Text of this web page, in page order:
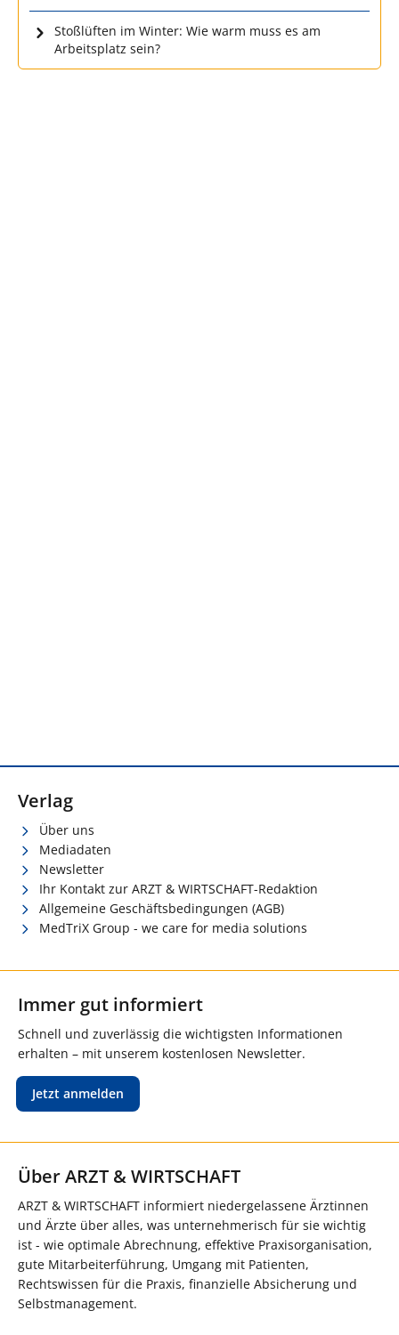
Stoßlüften im Winter: Wie warm muss es am
Arbeitsplatz sein?
Verlag
Über uns
Mediadaten
Newsletter
Ihr Kontakt zur ARZT & WIRTSCHAFT-Redaktion
Allgemeine Geschäftsbedingungen (AGB)
MedTriX Group - we care for media solutions
Immer gut informiert
Schnell und zuverlässig die wichtigsten Informationen
erhalten – mit unserem kostenlosen Newsletter.
Jetzt anmelden
Über ARZT & WIRTSCHAFT
ARZT & WIRTSCHAFT informiert niedergelassene Ärztinnen
und Ärzte über alles, was unternehmerisch für sie wichtig
ist - wie optimale Abrechnung, effektive Praxisorganisation,
gute Mitarbeiterführung, Umgang mit Patienten,
Rechtswissen für die Praxis, finanzielle Absicherung und
Selbstmanagement.